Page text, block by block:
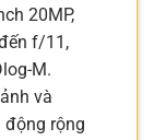
20MP,
f/11,
M.
và
động rộng